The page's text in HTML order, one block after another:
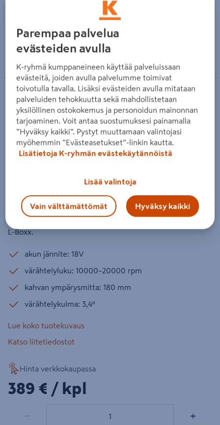
Zoomaa kuvaa sormilla kosketusnäytöllä
Akkumonitoimityökalu Bosch GOP
18V-34 Starlock Solo L-Boxx Kit
BOSCH BLUE
Tuotenumero:502615759 EAN-koodi:4059952606859
kiinnityksellä ammattilaiselle. Terän vaihto
sekunneissa. 50 % pienempi tärinätaso. Ohut
kahva (ympärysmitta vain 180 mm) ja akun
asento parantavat työkalun hallintaa. Ei akkua.
L-Boxx.
akun jännite: 18V
värähtelyluku: 10000–20000 rpm
kahvan ympärysmitta: 180 mm
värähtelykulma: 3,4⁰
Lue koko tuotekuvaus
Katso liitetiedostot
Hinta verkkokaupassa
389€/kpl
389 € / kpl
− +
Parempaa palvelua
evästeiden avulla
K-ryhmä kumppaneineen käyttää palveluissaan
evästeitä, joiden avulla palvelumme toimivat
toivotulla tavalla. Lisäksi evästeiden avulla mitataan
palveluiden tehokkuutta sekä mahdollistetaan
yksilöllinen ostokokemus ja personoidun mainonnan
tarjoaminen. Voit antaa suostumuksesi painamalla
”Hyväksy kaikki”. Pystyt muuttamaan valintojasi
myöhemmin ”Evästeasetukset”-linkin kautta.
Lisätietoja K-ryhmän evästekäytännöistä
Lisää valintoja
Vain välttämättömät Hyväksy kaikki